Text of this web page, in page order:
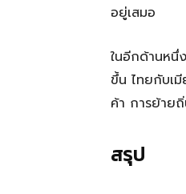
อยู่เสมอ
ในอีกด้านหนึ่
ขึ้น ไทยกับเ
ค้า การย้าย
สรุป